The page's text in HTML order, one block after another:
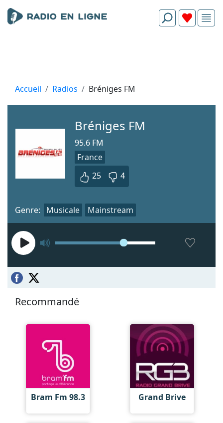
Accueil Radios Bréniges FM
Bréniges FM
95.6 FM
France
25
4
Genre: Musicale Mainstream
Recommandé
Bram Fm 98.3 Grand Brive